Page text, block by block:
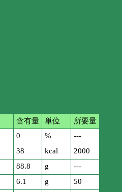
含有量 単位
所要量
0 %
---
38 kcal
2000
88.8 g
---
6.1 g
50